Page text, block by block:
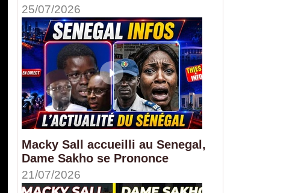
25/07/2026
Macky Sall accueilli au Senegal,
Dame Sakho se Prononce
21/07/2026